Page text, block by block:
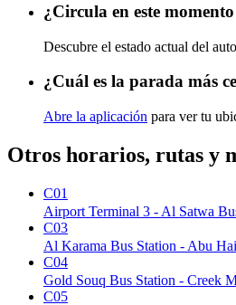
¿Circula en este
Descubre el estado actual del
¿Cuál es la parada más
Abre la aplicación para ver tu
Otros horarios, rutas y
C01
Airport Terminal 3 - Al Satwa
C03
Al Karama Bus Station - Abu
C04
Gold Souq Bus Station - Creek
C05